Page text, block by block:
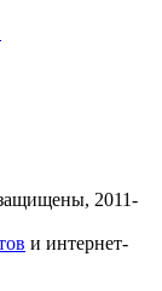
2011-
и интернет-